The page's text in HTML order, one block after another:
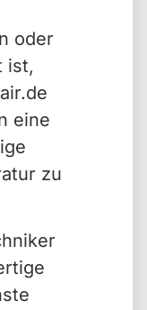
oder
ist,
eine
zu